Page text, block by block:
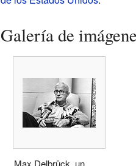
Galería de
Max Delbrück, un